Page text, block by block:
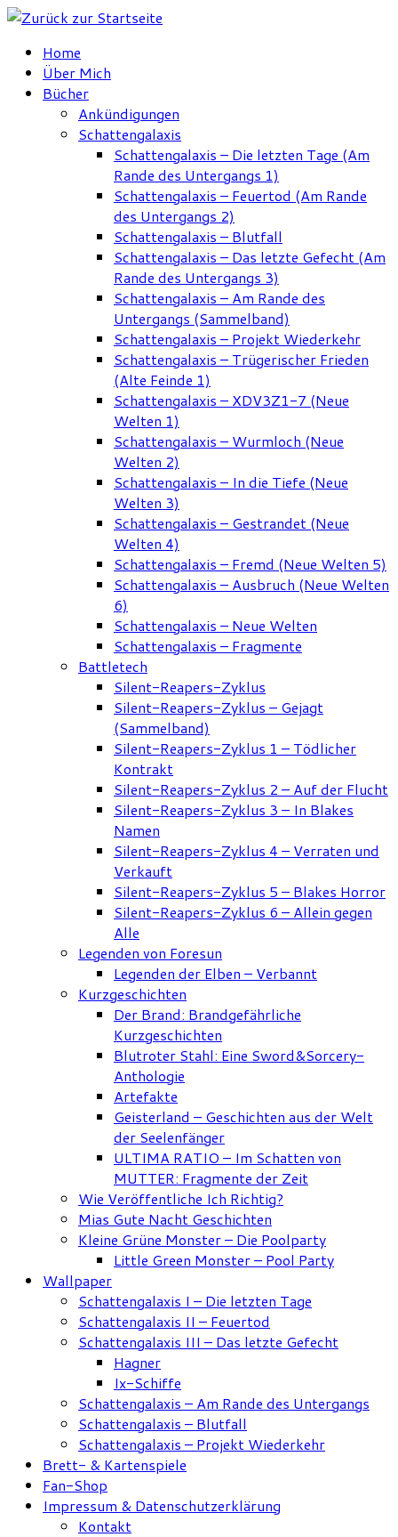
Zum
springenHome
Über Mich
Bücher
Ankündigungen
Schattengalaxis
Schattengalaxis – Die letzten Tage (Am
Rande des Untergangs 1)
Schattengalaxis – Feuertod (Am Rande
des Untergangs 2)
Schattengalaxis – Blutfall
Schattengalaxis – Das letzte Gefecht (Am
Rande des Untergangs 3)
Schattengalaxis – Am Rande des
Untergangs (Sammelband)
Schattengalaxis – Projekt Wiederkehr
Schattengalaxis – Trügerischer Frieden
(Alte Feinde 1)
Schattengalaxis – XDV3Z1-7 (Neue
Welten 1)
Schattengalaxis – Wurmloch (Neue
Welten 2)
Schattengalaxis – In die Tiefe (Neue
Welten 3)
Schattengalaxis – Gestrandet (Neue
Welten 4)
Schattengalaxis – Fremd (Neue Welten 5)
Schattengalaxis – Ausbruch (Neue Welten
6)
Schattengalaxis – Neue Welten
Schattengalaxis – Fragmente
Battletech
Silent-Reapers-Zyklus
Silent-Reapers-Zyklus – Gejagt
(Sammelband)
Silent-Reapers-Zyklus 1 – Tödlicher
Kontrakt
Silent-Reapers-Zyklus 2 – Auf der Flucht
Silent-Reapers-Zyklus 3 – In Blakes
Namen
Silent-Reapers-Zyklus 4 – Verraten und
Verkauft
Silent-Reapers-Zyklus 5 – Blakes Horror
Silent-Reapers-Zyklus 6 – Allein gegen
Alle
Legenden von Foresun
Legenden der Elben – Verbannt
Kurzgeschichten
Der Brand: Brandgefährliche
Kurzgeschichten
Blutroter Stahl: Eine Sword&Sorcery-
Anthologie
Artefakte
Geisterland – Geschichten aus der Welt
der Seelenfänger
ULTIMA RATIO – Im Schatten von
MUTTER: Fragmente der Zeit
Wie Veröffentliche Ich Richtig?
Mias Gute Nacht Geschichten
Kleine Grüne Monster – Die Poolparty
Little Green Monster – Pool Party
Wallpaper
Schattengalaxis I – Die letzten Tage
Schattengalaxis II – Feuertod
Schattengalaxis III – Das letzte Gefecht
Hagner
Ix-Schiffe
Schattengalaxis – Am Rande des Untergangs
Schattengalaxis – Blutfall
Schattengalaxis – Projekt Wiederkehr
Brett- & Kartenspiele
Fan-Shop
Impressum & Datenschutzerklärung
Kontakt